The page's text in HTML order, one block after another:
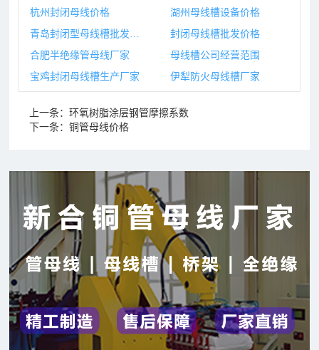
杭州封闭母线价格
湖州母线槽设备价格
封闭母线槽批发价格
合肥半绝缘管母线厂家
母线槽公司经营范围
宝鸡封闭母线槽生产厂家
伊犁防火母线槽厂家
上一条：环氧树脂涂层钢管摩擦系数
下一条：铜管母线价格